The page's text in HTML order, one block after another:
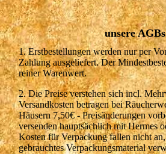
unsere AGBs
1. Erstbestellungen werden nur per
Zahlung ausgeliefert. Der
reiner Warenwert.
2. Die Preise verstehen sich incl.
Versandkosten betragen bei
Häusern 7,50€ - Preisänderungen
versenden hauptsächlich mit Hermes
Kosten für Verpackung fallen nicht
gebrauchtes Verpackungsmaterial